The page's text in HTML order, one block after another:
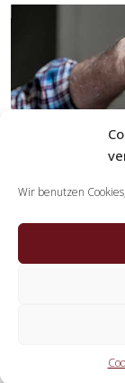
Wir benutzen
Welche
Die